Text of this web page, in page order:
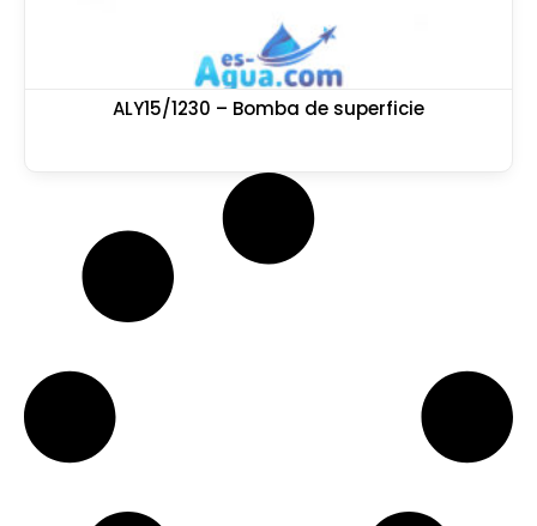
ALY15/1230 – Bomba de superficie